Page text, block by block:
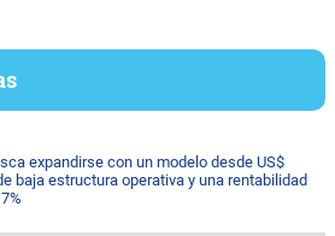
expandirse con un modelo desde US$
baja estructura operativa y una rentabilidad